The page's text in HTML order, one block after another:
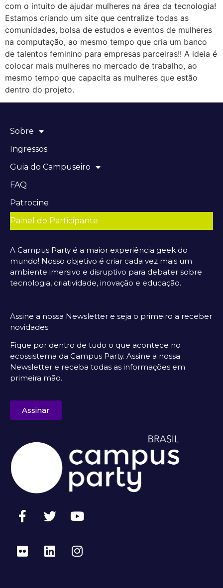
com o intuito de ajudar mulheres na área da tecnologia!
Estamos criando um site que centralize todas as
comunidades, bolsa de estudos e eventos de mulheres
na computação, ao mesmo tempo que cria um banco
de talentos feminino para empresas parceiras!! A ideia é
colocar mais mulheres no mercado de trabalho, ao
mesmo tempo que capacita as mulheres que estão
dentro do projeto.
Sobre
Ingressos
Guia do Campuseiro
FAQ
Patrocine
Painel do Participante
A Campus Party é a maior experiência geek do
mundo! Nosso objetivo é criar cada vez mais um
ambiente imersivo e disruptivo para debater sobre
tecnologia, criatividade, inovação e educação.
Assine a nossa Newsletter e seja o primeiro a receber
novidades
Fique por dentro de tudo o que acontece no
ecossistema da Campus Party. Assine a nossa
Newsletter e receba todas as informações em
primeira mão.
Assinar